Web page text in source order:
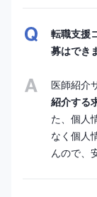
転職支援
募はでき
医師紹介
紹介する
た、個人
なく個人
んので、